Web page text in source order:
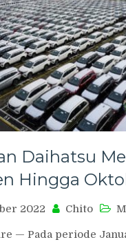
Daihatsu
Hingga
2022 Chito
— Pada periode